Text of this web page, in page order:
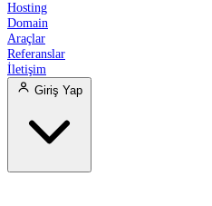
Hosting
Domain
Araçlar
Referanslar
İletişim
Giriş Yap